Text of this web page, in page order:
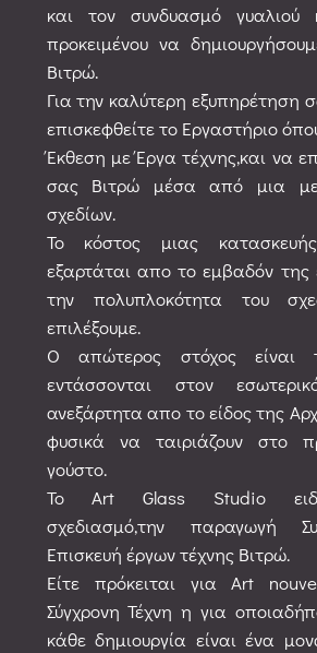
και τον συνδυασμό γυαλιού
προκειμένου να
Βιτρώ.
Για την καλύτερη εξυπηρέτηση
επισκεφθείτε το Εργαστήριο
Έκθεση με Έργα τέχνης,και να
σας Βιτρώ μέσα από μια
σχεδίων.
Το κόστος μιας
εξαρτάται απο το εμβαδόν της
την πολυπλοκότητα του
επιλέξουμε.
Ο απώτερος στόχος
εντάσσονται στον
ανεξάρτητα απο το είδος της
φυσικά να ταιριάζουν στο
γούστο.
Το Art Glass Studio
σχεδιασμό,την παραγωγή
Επισκευή έργων τέχνης Βιτρώ.
Είτε πρόκειται για Art
Σύγχρονη Τέχνη η για
κάθε δημιουργία είναι ένα